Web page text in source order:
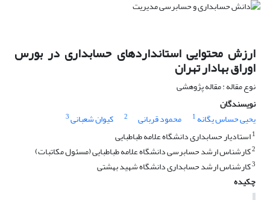
ارزش محتوایی استانداردهای حسابداری در بورس
اوراق بهادار تهران
نوع مقاله : مقاله پژوهشی
نویسندگان
یحیی حساس یگانه 1 محمود قربانی 2 کیوان شعبانی3
1استادیار حسابداری دانشگاه علامه طباطبایی
2کارشناس ارشد حسابرسی دانشگاه علامه طباطبایی (مسئول مکاتبات)
3کارشناس ارشد حسابداری دانشگاه شهید بهشتی
چکیده